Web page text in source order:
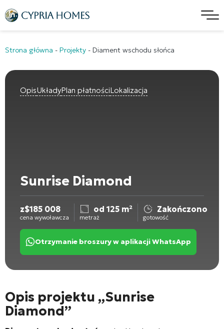
Strona główna - Projekty - Diament wschodu słońca
OpisUkładyPlan płatnościLokalizacja
Sunrise Diamond
z$185 008
cena wywoławcza
od 125 m²
metraż
Zakończono
gotowość
Otrzymanie broszury w aplikacji WhatsApp
Opis projektu „Sunrise
Diamond”